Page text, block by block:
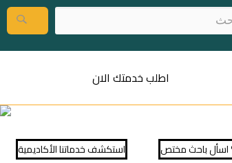
اطلب خدمتك الان
⁠استكشف خدماتنا الأكاديمية باحث مختص